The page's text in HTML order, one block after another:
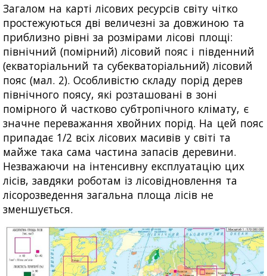
Загалом на карті лісових ресурсів світу чітко
простежуються дві величезні за довжиною та
приблизно рівні за розмірами лісові площі:
північний (помірний) лісовий пояс і південний
(екваторіальний та субекваторіальний) лісовий
пояс (мал. 2). Особливістю складу порід дерев
північного поясу, які розташовані в зоні
помірного й частково субтропічного клімату, є
значне переважання хвойних порід. На цей пояс
припадає 1/2 всіх лісових масивів у світі та
майже такасама частина запасів деревини.
Незважаючи на інтенсивну експлуатацію цих
лісів, завдяки роботам із лісовідновлення та
лісорозведення загальна площа лісів не
зменшується.